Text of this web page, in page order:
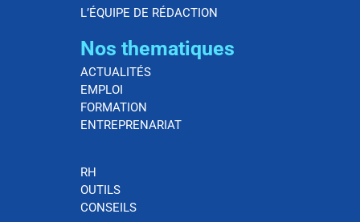
L’ÉQUIPE DE RÉDACTION
Nos thematiques
ACTUALITÉS
EMPLOI
FORMATION
ENTREPRENARIAT
RH
OUTILS
CONSEILS